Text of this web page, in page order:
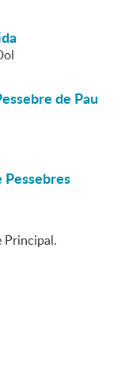
de Pau
Principal.